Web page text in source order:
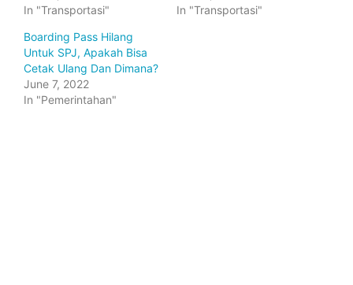
In "Transportasi"
In "Transportasi"
Boarding Pass Hilang
Untuk SPJ, Apakah Bisa
Cetak Ulang Dan Dimana?
June 7, 2022
In "Pemerintahan"